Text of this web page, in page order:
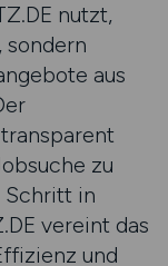
nutzt,
sondern
aus
zu
Schritt in
vereint das
und